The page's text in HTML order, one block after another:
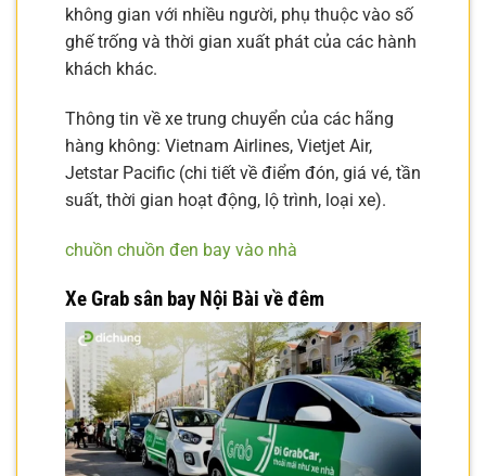
không gian với nhiều người, phụ thuộc vào số
ghế trống và thời gian xuất phát của các hành
khách khác.
Thông tin về xe trung chuyển của các hãng
hàng không: Vietnam Airlines, Vietjet Air,
Jetstar Pacific (chi tiết về điểm đón, giá vé, tần
suất, thời gian hoạt động, lộ trình, loại xe).
chuồn chuồn đen bay vào nhà
Xe Grab sân bay Nội Bài về đêm